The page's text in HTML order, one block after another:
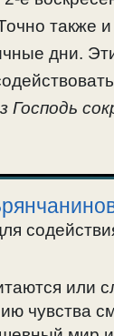
также
дни.
Господь
или
чувства